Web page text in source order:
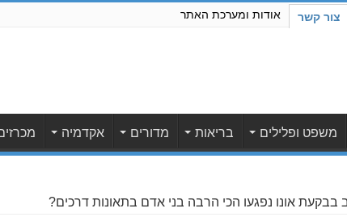
צור קשר אודות ומערכת האתר
משפט ופלילים בריאות מדורים אקדמיה
בבקעת אונו נפגעו הכי הרבה בני אדם בתאונות דרכים?